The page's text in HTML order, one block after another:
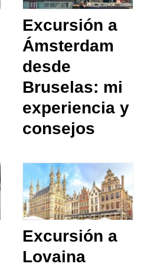
Excursión a
Ámsterdam
desde
Bruselas: mi
experiencia y
consejos
Excursión a
Lovaina